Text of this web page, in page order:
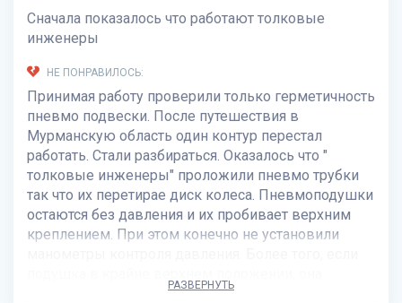
Сначала показалось что работают толковые
инженеры
НЕ ПОНРАВИЛОСЬ:
Принимая работу проверили только герметичность
пневмо подвески. После путешествия в
Мурманскую область один контур перестал
работать. Стали разбираться. Оказалось что "
толковые инженеры" проложили пневмо трубки
так что их перетирае диск колеса. Пневмоподушки
остаются без давления и их пробивает верхним
креплением. При этом конечно не установили
цепляет колесо. Иеще много чего по мелочи
РАЗВЕРНУТЬ